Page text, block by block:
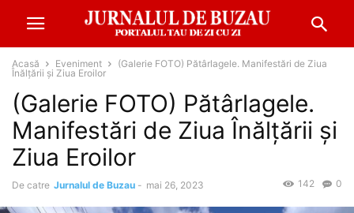
Acasă Eveniment
(Galerie FOTO) Pătârlagele. Manifestări de Ziua
Înălțării și Ziua Eroilor
(Galerie FOTO) Pătârlagele.
Manifestări de Ziua Înălțării și
Ziua Eroilor
De catre Jurnalul de Buzau - mai 26, 2023 0
142